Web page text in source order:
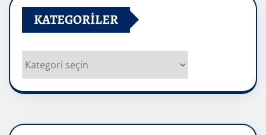
KATEGORILER
Kategoriler